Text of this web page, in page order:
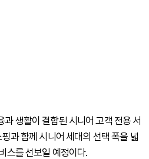
생활이 결합된 시니어 고객 전용 서
과 함께 시니어 세대의 선택 폭을 넓
스를 선보일 예정이다.